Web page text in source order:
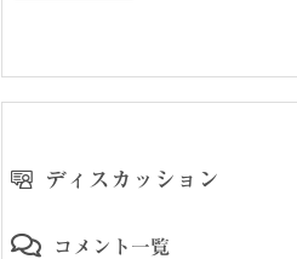
ディスカッション
コメント一覧